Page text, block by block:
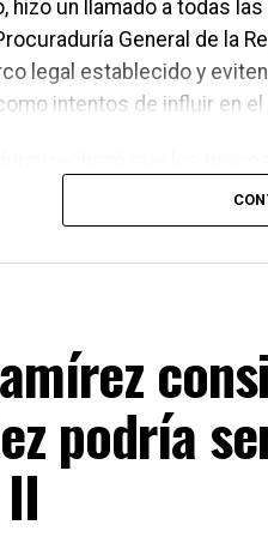
hizo un llamado a todas
General de la
legal establecido y
intentos de influir en
del Partido Nacional.
mientras que las
en el momento que
podría